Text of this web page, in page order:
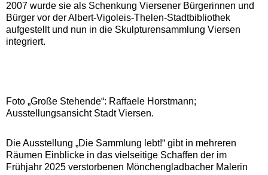
2007 wurde sie als Schenkung Viersener Bürgerinnen und
Bürger vor der Albert-Vigoleis-Thelen-Stadtbibliothek
aufgestellt und nun in die Skulpturensammlung Viersen
integriert.
Foto „Große Stehende“: Raffaele Horstmann;
Ausstellungsansicht Stadt Viersen.
Die Ausstellung „Die Sammlung lebt!“ gibt in mehreren
Räumen Einblicke in das vielseitige Schaffen der im
Frühjahr 2025 verstorbenen Mönchengladbacher Malerin